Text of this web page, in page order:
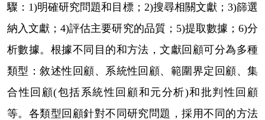
驟： 1)明確研究問題和目標； 2)搜尋相關文獻； 3)篩選
納入文獻；4)評估主要研究的品質； 5)提取數據； 6)分
析數據。根據不同目的和方法，文獻回顧可分為多種
類型：敘述性回顧、系統性回顧、範圍界定回顧、集
合性回顧(包括系統性回顧和元分析)和批判性回顧
等。各類型回顧針對不同研究問題，採用不同的方法